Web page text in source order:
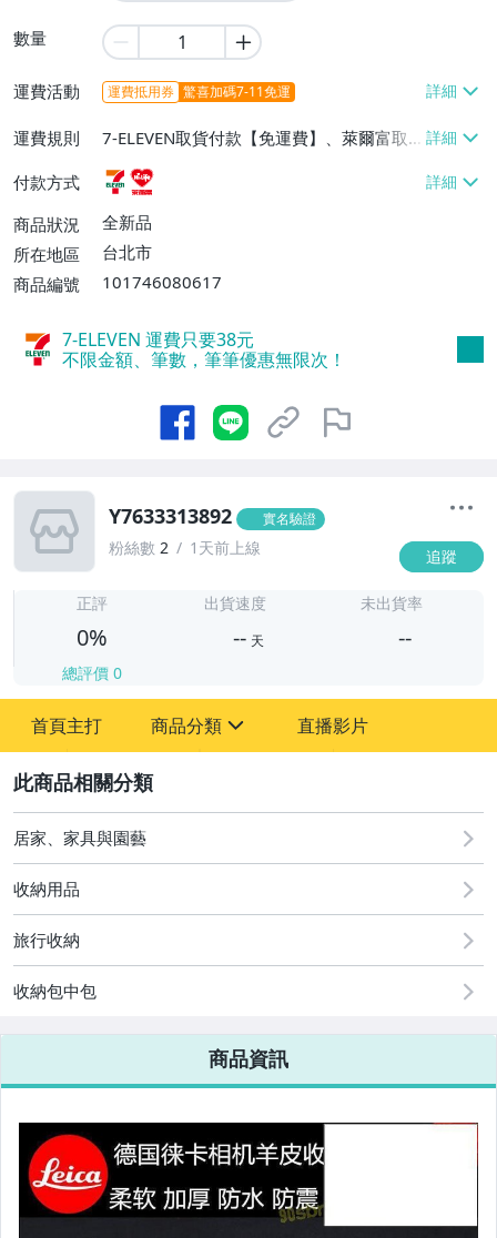
數量
運費活動 運費抵用券 驚喜加碼7-11免運
運費規則
7-ELEVEN取貨付款【免運費】、萊爾富取
貨付款【免運費】
付款方式
商品狀況
全新品
所在地區
台北市
商品編號
101746080617
7-ELEVEN 運費只要38元
不限金額、筆數，筆筆優惠無限次！
Y7633313892 實名驗證
粉絲數 2 1天前上線 追蹤
正評
0%
總評價 0
出貨速度
-- 天
未出貨率
--
首頁主打 商品分類
圖書/影音/文具
古董、藝術與礦石
手機、配件與通訊
美容保養與彩妝
電腦、平板與周邊
運動、戶外與休閒
嬰幼兒與孕婦
汽機車精品百貨
直播影片
居家、家具與園藝
收納用品
旅行收納
收納包中包
商品資訊